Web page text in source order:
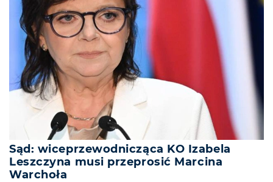
Sąd: wiceprzewodnicząca KO Izabela
Leszczyna musi przeprosić Marcina
Warchoła